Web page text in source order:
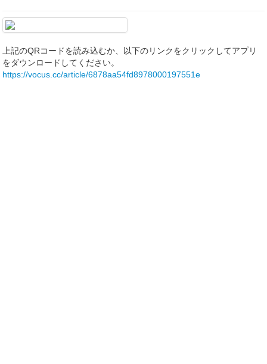
上記のQRコードを読み込むか、以下のリンクをクリックしてアプリ
をダウンロードしてください。
https://vocus.cc/article/6878aa54fd8978000197551e